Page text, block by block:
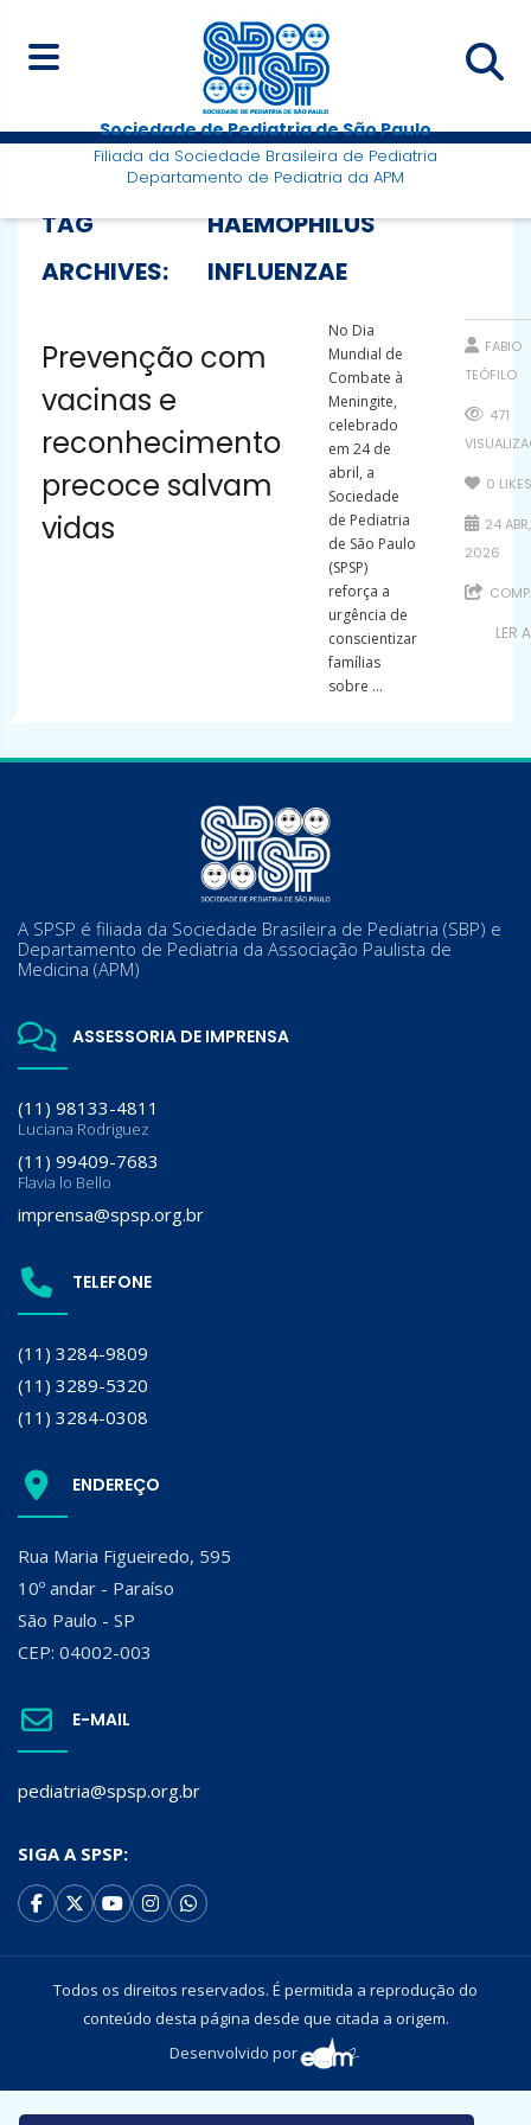
Sociedade de Pediatria de São Paulo
Filiada da Sociedade Brasileira de Pediatria
Departamento de Pediatria da APM
TAG
ARCHIVES:
HAEMOPHILUS
INFLUENZAE
Prevenção com
vacinas e
reconhecimento
precoce salvam
vidas
No Dia
Mundial de
Combate à
Meningite,
celebrado
em 24 de
abril, a
Sociedade
de Pediatria
de São Paulo
(SPSP)
reforça a
urgência de
conscientizar
famílias
sobre ...
FABIO
TEÓFILO
471
0 LIKES
24 ABR,
2026
LER
A SPSP é filiada da Sociedade Brasileira de Pediatria (SBP) e
Departamento de Pediatria da Associação Paulista de
Medicina (APM)
ASSESSORIA DE IMPRENSA
(11) 98133-4811
Luciana Rodriguez
(11) 99409-7683
Flavia lo Bello
imprensa@spsp.org.br
TELEFONE
(11) 3284-9809
(11) 3289-5320
(11) 3284-0308
ENDEREÇO
Rua Maria Figueiredo, 595
10º andar - Paraíso
São Paulo - SP
CEP: 04002-003
E-MAIL
pediatria@spsp.org.br
SIGA A SPSP:
Todos os direitos reservados. É permitida a reprodução do
conteúdo desta página desde que citada a origem.
Desenvolvido por